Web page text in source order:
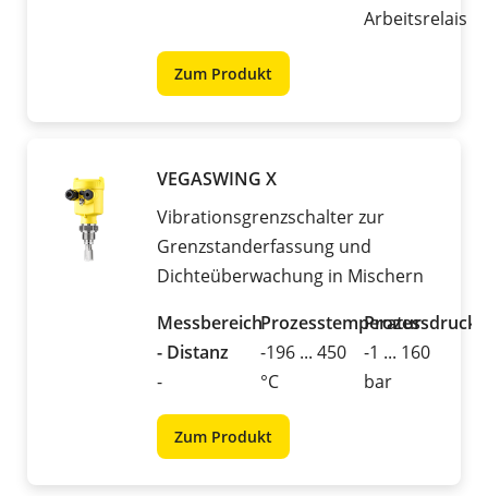
Arbeitsrelais
Zum Produkt
VEGASWING X
Vibrationsgrenzschalter zur
Grenzstanderfassung und
Dichteüberwachung in Mischern
Messbereich
- Distanz
-
Prozesstemperatur
-196 ... 450
°C
Prozessdruck
-1 ... 160
bar
Zum Produkt